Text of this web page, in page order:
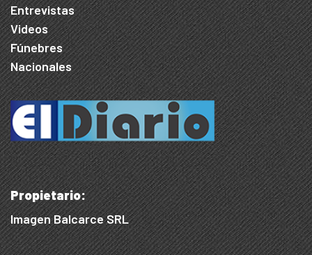
Entrevistas
Videos
Fúnebres
Nacionales
Propietario:
Imagen Balcarce SRL